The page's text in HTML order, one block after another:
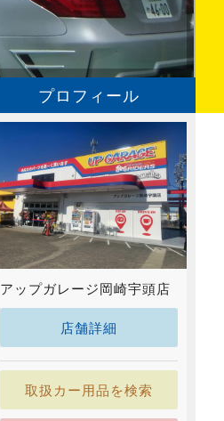
プロフィール
アップガレージ岡崎宇頭店
店舗詳細
取扱カー用品を検索